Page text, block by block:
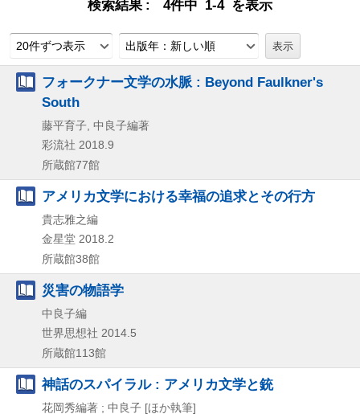
検索結果 4件中 1-4 を表示
20件ずつ表示 出版年：新しい順
フォークナー文学の水脈 : Beyond Faulkner's
South
藤平育子, 中良子編著
彩流社 2018.9
所蔵館77館
アメリカ文学における幸福の追求とその行方
貴志雅之編
金星堂 2018.2
所蔵館38館
災害の物語学
中良子編
世界思想社 2014.5
所蔵館113館
神話のスパイラル : アメリカ文学と銃
花岡秀編著 ; 中良子 [ほか執筆]